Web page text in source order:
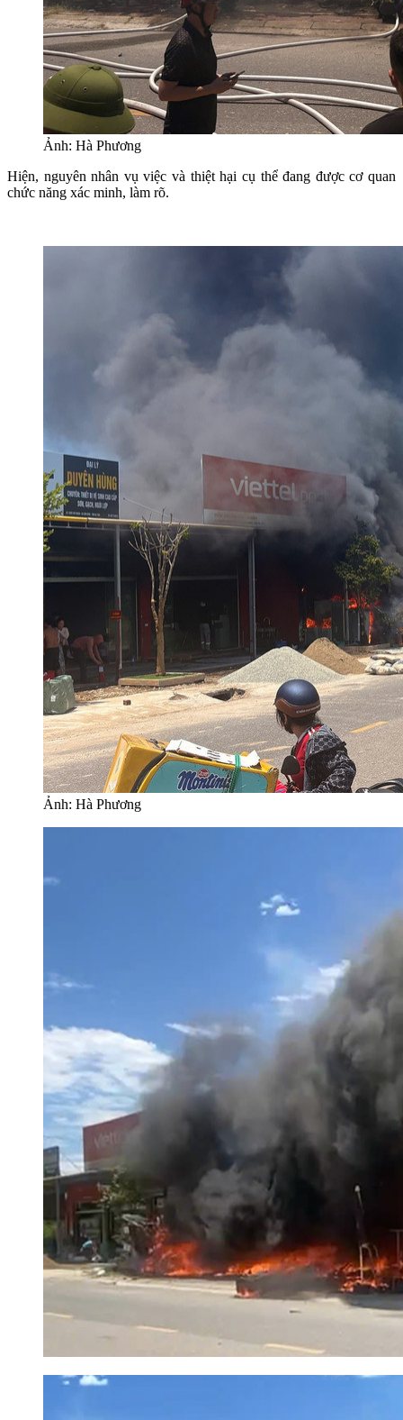
Ảnh: Hà Phương
Hiện, nguyên nhân vụ việc và thiệt hại cụ thể đang được cơ quan
chức năng xác minh, làm rõ.
Ảnh: Hà Phương